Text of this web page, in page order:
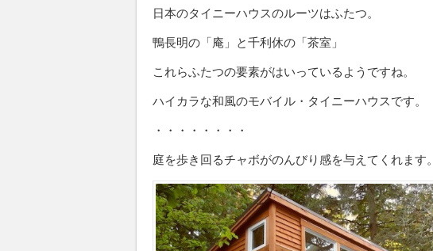
日本のタイニーハウスのルーツはふたつ。
鴨長明の「庵」と千利休の「茶室」
これらふたつの要素がはいっているようですね。
ハイカラな和風のモバイル・タイニーハウスです。
・・・・・・・・
庭を歩き回るチャボがのんびり感を与えてくれます。